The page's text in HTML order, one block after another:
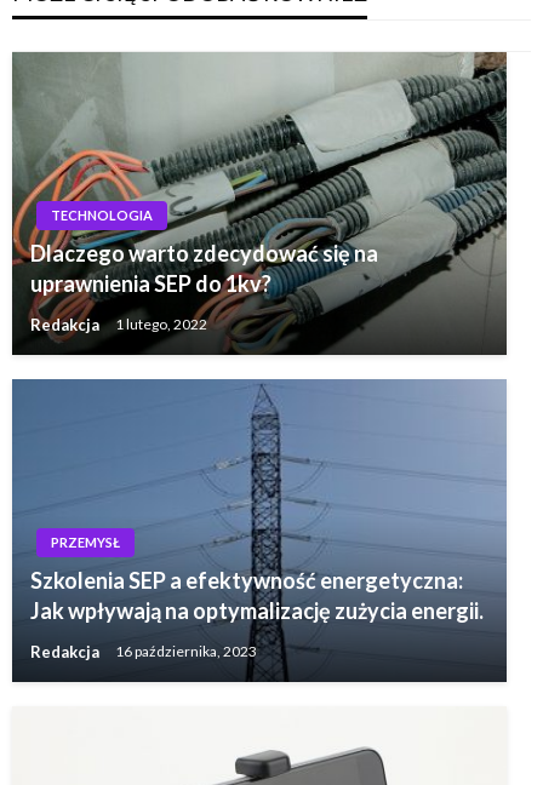
TECHNOLOGIA
Dlaczego warto zdecydować się na
uprawnienia SEP do 1kv?
Redakcja 1 lutego, 2022
PRZEMYSŁ
Szkolenia SEP a efektywność energetyczna:
Jak wpływają na optymalizację zużycia energii.
Redakcja 16 października, 2023